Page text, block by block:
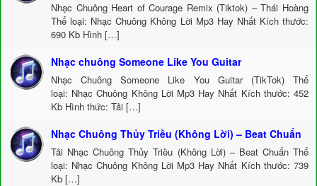
Nhạc Chuông Heart of Courage Remix (Tiktok) – Thái Hoàng
Thể loại: Nhạc Chuông Không Lời Mp3 Hay Nhất Kích thước:
690 Kb Hình […]
Nhạc chuông Someone Like You Guitar
Nhạc Chuông Someone Like You Guitar (TikTok) Thể
loại: Nhạc Chuông Không Lời Mp3 Hay Nhất Kích thước: 452
Kb Hình thức: Tải […]
Nhạc Chuông Thủy Triều (Không Lời) – Beat Chuẩn
Tải Nhạc Chuông Thủy Triều (Không Lời) – Beat Chuẩn Thể
loại: Nhạc Chuông Không Lời Mp3 Hay Nhất Kích thước: 739
Kb […]